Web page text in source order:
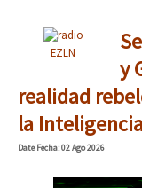
EZLN
y
realidad
la
DateFecha: 02 Ago 2026